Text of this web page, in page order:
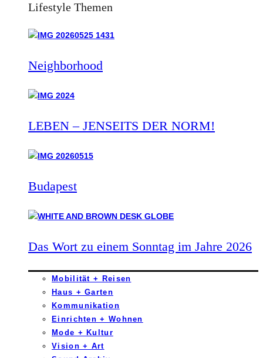
Lifestyle Themen
Neighborhood
LEBEN – JENSEITS DER NORM!
Budapest
Das Wort zu einem Sonntag im Jahre 2026
Mobilität + Reisen
Haus + Garten
Kommunikation
Einrichten + Wohnen
Mode + Kultur
Vision + Art